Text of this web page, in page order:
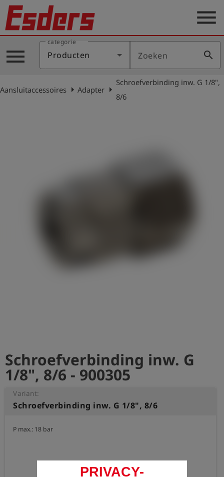
Sectoren
Blog
Producten
PRIVACY-
menu
menu
categorie
Producten Zoeken search
Aansluitaccessoires arrow_rightAdapter arrow_right
Schroefverbinding inw. G 1/8",
8/6
Schroefverbinding inw. G
1/8", 8/6 - 900305
Variant:
Schroefverbinding inw. G 1/8", 8/6
P max.: 18 bar